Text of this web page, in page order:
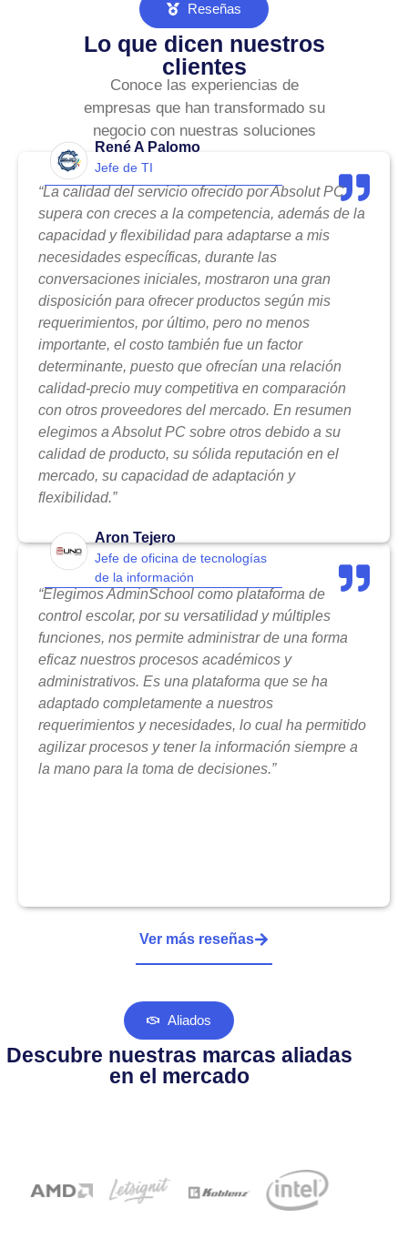
Reseñas
Lo que dicen nuestros
clientes
Conoce las experiencias de
empresas que han transformado su
negocio con nuestras soluciones
René A Palomo
Jefe de TI
“La calidad del servicio ofrecido por Absolut PC
supera con creces a la competencia, además de la
capacidad y flexibilidad para adaptarse a mis
necesidades específicas, durante las
conversaciones iniciales, mostraron una gran
disposición para ofrecer productos según mis
requerimientos, por último, pero no menos
importante, el costo también fue un factor
determinante, puesto que ofrecían una relación
calidad-precio muy competitiva en comparación
con otros proveedores del mercado. En resumen
elegimos a Absolut PC sobre otros debido a su
calidad de producto, su sólida reputación en el
mercado, su capacidad de adaptación y
flexibilidad.”
Aron Tejero
Jefe de oficina de tecnologías
de la información
“Elegimos AdminSchool como plataforma de
control escolar, por su versatilidad y múltiples
funciones, nos permite administrar de una forma
eficaz nuestros procesos académicos y
administrativos. Es una plataforma que se ha
adaptado completamente a nuestros
requerimientos y necesidades, lo cual ha permitido
agilizar procesos y tener la información siempre a
la mano para la toma de decisiones.”
Ver más reseñas
Aliados
Descubre nuestras marcas aliadas
en el mercado